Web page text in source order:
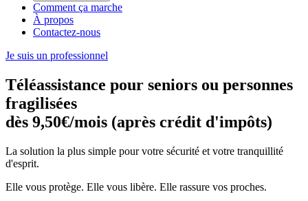
Comment ça marche
À propos
Contactez-nous
Je suis un professionnel
Téléassistance pour seniors ou personnes
fragilisées
dès 9,50€/mois (après crédit d'impôts)
La solution la plus simple pour votre sécurité et votre tranquillité
d'esprit.
Elle vous protège. Elle vous libère. Elle rassure vos proches.